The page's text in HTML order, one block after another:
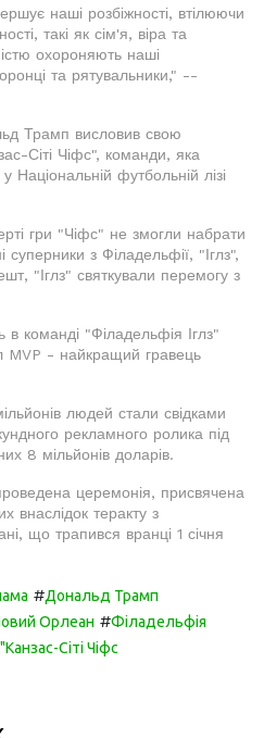
наші розбіжності, втілюючи
такі як сім'я, віра та
охороняють наші
та рятувальники," --
Трамп висловив свою
Сіті Чіфс", команди, яка
Національній футбольній лізі
гри "Чіфс" не змогли набрати
з Філадельфії, "Іглз",
"Іглз" святкували перемогу з
команді "Філадельфія Іглз"
MVP - найкращий гравець
людей стали свідками
рекламного ролика під
8 мільйонів доларів.
церемонія, присвячена
внаслідок теракту з
що трапився вранці 1 січня
#Дональд Трамп
Орлеан #Філадельфія
"Канзас-Сіті Чіфс